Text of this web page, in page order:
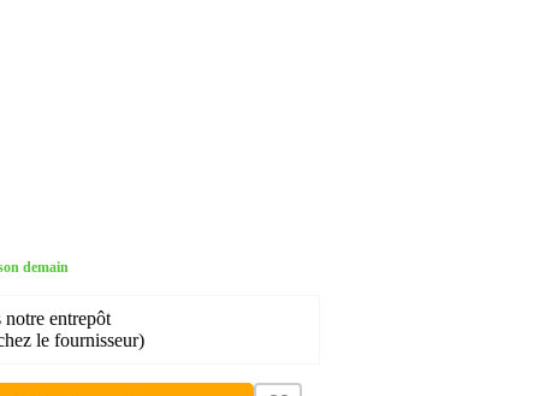
demain
notre entrepôt
le fournisseur)